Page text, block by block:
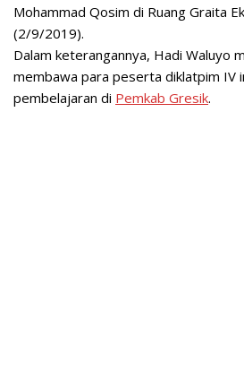
Mohammad Qosim di Ruang Graita
(2/9/2019).
Dalam keterangannya, Hadi Waluyo
membawa para peserta diklatpim IV
pembelajaran di Pemkab Gresik.